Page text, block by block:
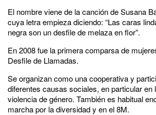
El nombre viene de la canción de Susana
cuya letra empieza diciendo: “Las caras
negra son un desfile de melaza en flor”.
En 2008 fue la primera comparsa de
Desfile de Llamadas.
Se organizan como una cooperativa y
diferentes causas sociales, en particular en
violencia de género. También es habitual
marcha por la diversidad y en el 8M.